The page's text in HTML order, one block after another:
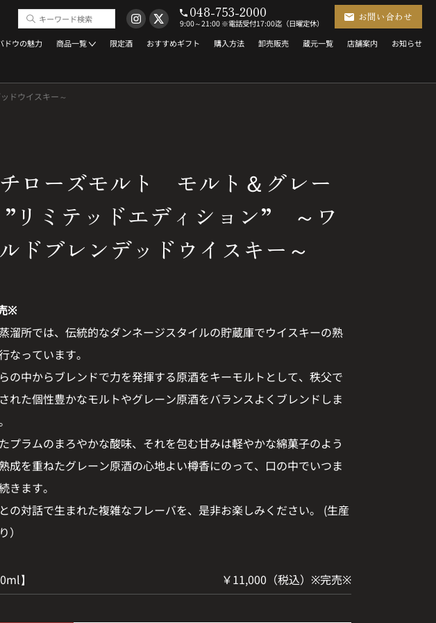
048-753-2000
9:00～21:00 ※電話受付17:00迄（日曜定休）
お問い合わせ
ドウの魅力 商品一覧 限定酒 おすすめギフト 購入方法 卸売販売 蔵元一覧 店舗案内 お知らせ
ドウイスキー～
ローズモルト モルト＆グレー
”リミテッドエディション” ～ワ
ドブレンデッドウイスキー～
※
溜所では、伝統的なダンネージスタイルの貯蔵庫でウイスキーの熟
なっています。
の中からブレンドで力を発揮する原酒をキーモルトとして、秩父で
れた個性豊かなモルトやグレーン原酒をバランスよくブレンドしま
プラムのまろやかな酸味、それを包む甘みは軽やかな綿菓子のよう
成を重ねたグレーン原酒の心地よい樽香にのって、口の中でいつま
きます。
の対話で生まれた複雑なフレーバを、是非お楽しみください。 (生産
）
】 ￥11,000（税込）※完売※